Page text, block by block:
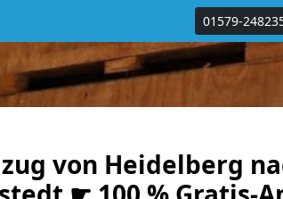
01579-
von Heidelberg